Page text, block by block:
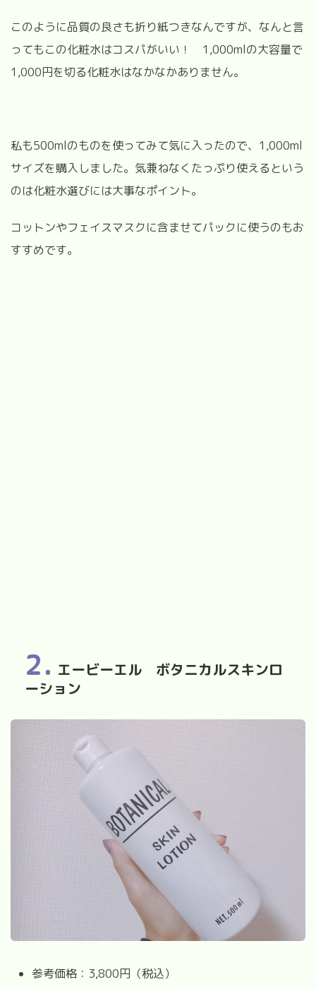
このように品質の良さも折り紙つきなんですが、なんと言
ってもこの化粧水はコスパがいい！ 1,000mlの大容量で
1,000円を切る化粧水はなかなかありません。
私も500mlのものを使ってみて気に入ったので、1,000ml
サイズを購入しました。気兼ねなくたっぷり使えるという
のは化粧水選びには大事なポイント。
コットンやフェイスマスクに含ませてパックに使うのもお
すすめです。
2. エービーエル ボタニカルスキンロ
ーション
参考価格：3,800円（税込）